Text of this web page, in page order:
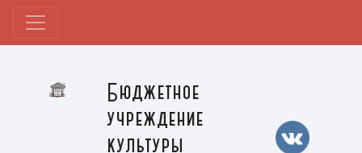
Бюджетное
учреждение
культуры